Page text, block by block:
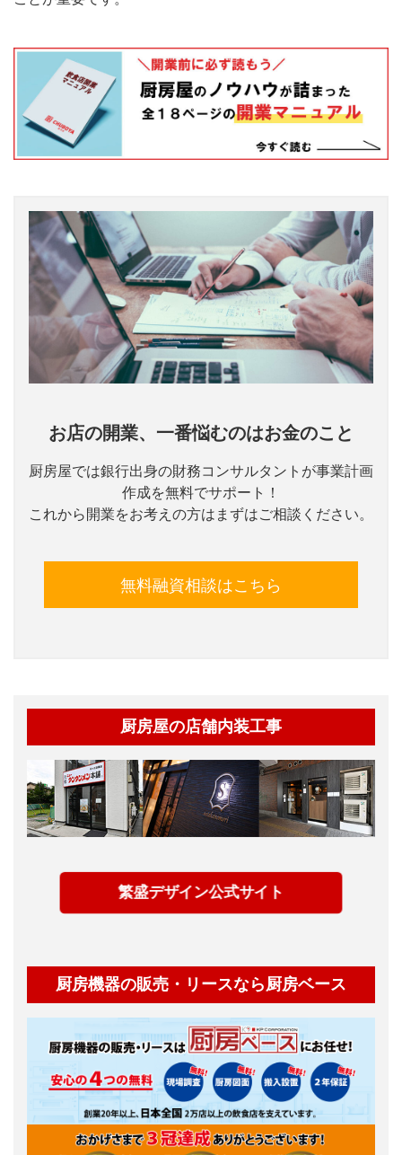
お店の開業、一番悩むのはお金のこと
厨房屋では銀行出身の財務コンサルタントが事業計画
作成を無料でサポート！
これから開業をお考えの方はまずはご相談ください。
無料融資相談はこちら
厨房屋の店舗内装工事
繁盛デザイン公式サイト
厨房機器の販売・リースなら厨房ベース